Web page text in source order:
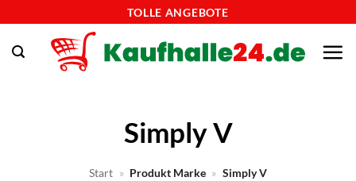
springen
TOLLE ANGEBOTE
Simply V
Start » Produkt Marke » Simply V